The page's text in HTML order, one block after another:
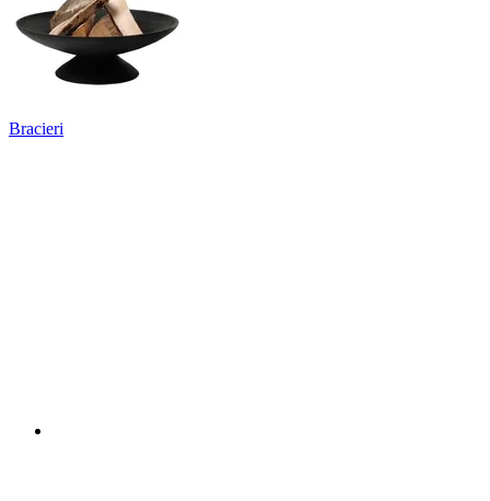
Bracieri